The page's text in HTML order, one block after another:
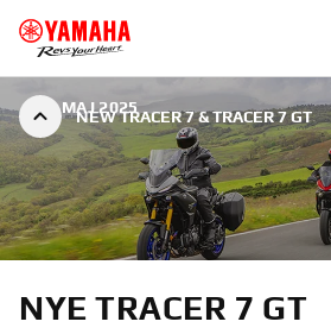
NEW TRACER 7 & TRACER 7 GT
8. MAJ 2025
NYE TRACER 7 GT